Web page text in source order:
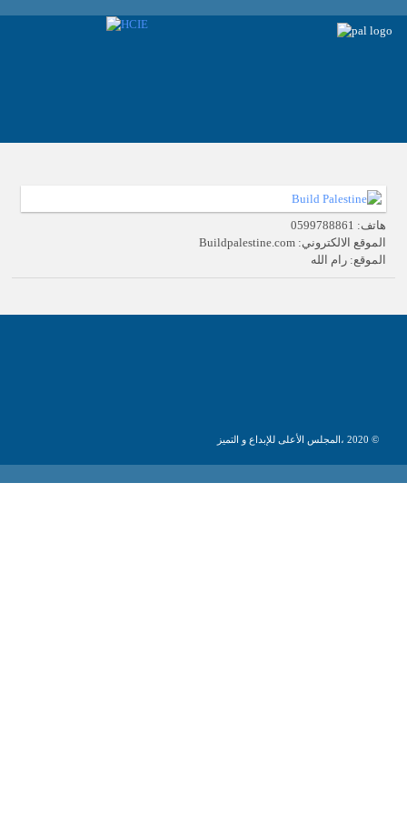
هاتف: 0599788861
الموقع الالكتروني: Buildpalestine.com
الموقع: رام الله
© 2020 ،المجلس الأعلى للإبداع و التميز